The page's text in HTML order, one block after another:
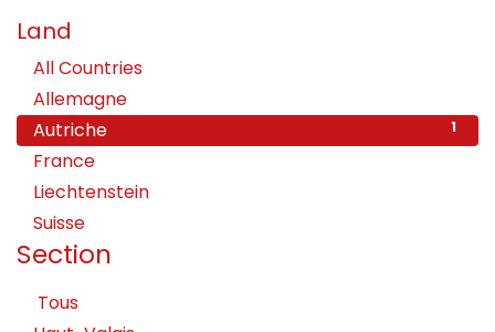
Land
All Countries
Allemagne
Autriche 1
France
Liechtenstein
Suisse
Section
Tous